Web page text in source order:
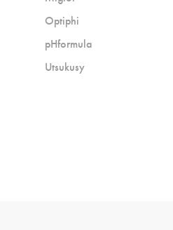
Optiphi
pHformula
Utsukusy